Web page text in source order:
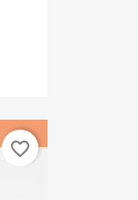
favorite_border